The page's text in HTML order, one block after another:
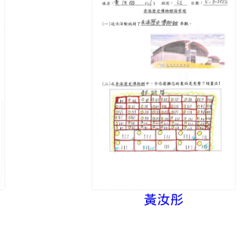
黃汝彤